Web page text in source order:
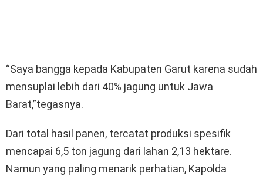
“Saya bangga kepada Kabupaten Garut karena sudah
mensuplai lebih dari 40% jagung untuk Jawa
Barat,”tegasnya.
Dari total hasil panen, tercatat produksi spesifik
mencapai 6,5 ton jagung dari lahan 2,13 hektare.
Namun yang paling menarik perhatian, Kapolda